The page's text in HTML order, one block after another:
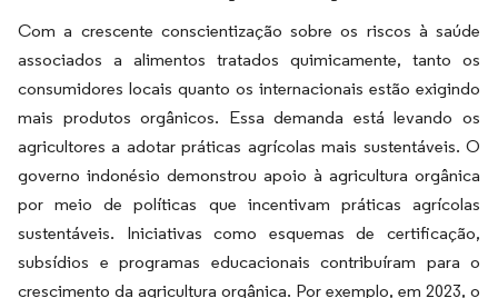
Com a crescente conscientização sobre os riscos à saúde
associados a alimentos tratados quimicamente, tanto os
consumidores locais quanto os internacionais estão exigindo
mais produtos orgânicos. Essa demanda está levando os
agricultores a adotar práticas agrícolas mais sustentáveis. O
governo indonésio demonstrou apoio à agricultura orgânica
por meio de políticas que incentivam práticas agrícolas
sustentáveis. Iniciativas como esquemas de certificação,
subsídios e programas educacionais contribuíram para o
crescimento da agricultura orgânica. Por exemplo, em 2023, o